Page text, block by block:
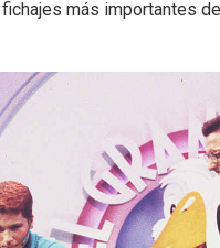
más importantes